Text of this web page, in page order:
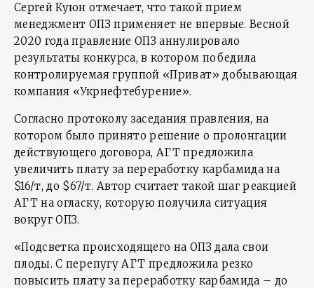
Сергей Куюн отмечает, что такой прием
менеджмент ОПЗ применяет не впервые. Весной
2020 года правление ОПЗ аннулировало
результаты конкурса, в котором победила
контролируемая группой «Приват» добывающая
компания «Укрнефтебурение».
Согласно протоколу заседания правления, на
котором было принято решение о пролонгации
действующего договора, АГТ предложила
увеличить плату за переработку карбамида на
$16/т, до $67/т. Автор считает такой шаг реакцией
АГТ на огласку, которую получила ситуация
вокруг ОПЗ.
«Подсветка происходящего на ОПЗ дала свои
плоды. С перепугу АГТ предложила резко
повысить плату за переработку карбамида – до